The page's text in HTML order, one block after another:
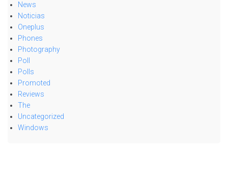
News
Noticias
Oneplus
Phones
Photography
Poll
Polls
Promoted
Reviews
The
Uncategorized
Windows